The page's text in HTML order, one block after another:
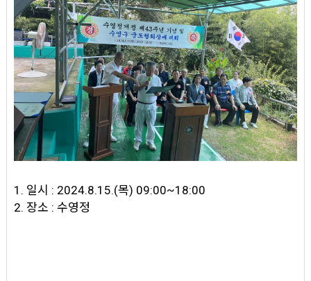
1. 일시 : 2024.8.15.(목) 09:00~18:00
2. 장소 : 수영정